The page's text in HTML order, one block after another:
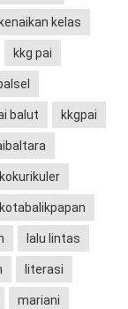
kenaikan kelas
kkg pai
balut kkgpai
kokurikuler
kotabalikpapan
lalu lintas
literasi
mariani